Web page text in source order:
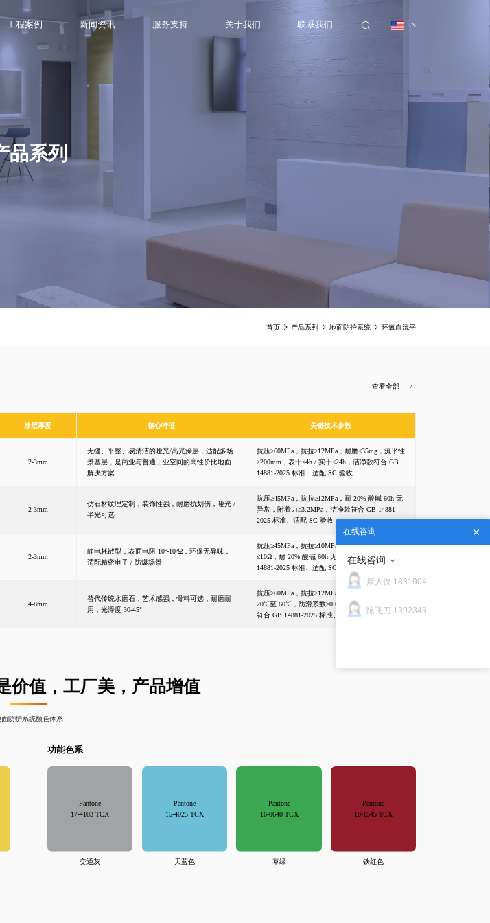
工程案例 新闻资讯 服务支持 关于我们 联系我们 EN
品系列
首页 产品系列 地面防护系统 环氧自流平
查看全部
涂层厚度 核心特征 关键技术参数
2-3mm
无缝、平整、易清洁的哑光/高光涂层，适配多场
景基层，是商业与普通工业空间的高性价比地面
解决方案
抗压≥60MPa，抗拉≥12MPa，耐磨≤35mg，流平性
≥200mm，表干≤4h / 实干≤24h，洁净款符合 GB
14881-2025 标准、适配 SC 验收
2-3mm
仿石材纹理定制，装饰性强，耐磨抗划伤，哑光 /
半光可选
抗压≥45MPa，抗拉≥12MPa，耐 20% 酸碱 60h 无
异常，附着力≥3.2MPa，洁净款符合 GB 14881-
2025 标准、适配 SC 验收
2-3mm
静电耗散型，表面电阻 10⁶-10⁹Ω，环保无异味，
适配精密电子 / 防爆场景
抗压≥45MPa，抗拉≥10MPa，系统接地电阻
≤10Ω，耐 20% 酸碱 60h 无异常，洁净款符合 GB
14881-2025 标准、适配 SC 验收
4-8mm
替代传统水磨石，艺术感强，骨料可选，耐磨耐
用，光泽度 30-45°
抗压≥60MPa，抗拉≥12MPa，耐磨≤18mg，耐温 -
20℃至 60℃，防滑系数≥0.6（R10 级），洁净款
符合 GB 14881-2025 标准、适配 SC 验收
价值，工厂美，产品增值
面防护系统颜色体系
功能色系
Pantone
17-4103 TCX
交通灰
Pantone
15-4025 TCX
天蓝色
Pantone
16-0640 TCX
草绿
Pantone
18-1545 TCX
铁红色
在线咨询
在线咨询